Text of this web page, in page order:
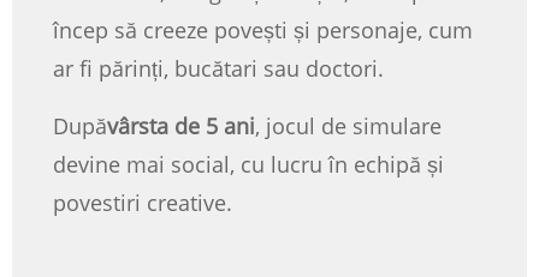
încep să creeze povești și personaje, cum
ar fi părinți, bucătari sau doctori.
Dupăvârsta de 5 ani, jocul de simulare
devine mai social, cu lucru în echipă și
povestiri creative.